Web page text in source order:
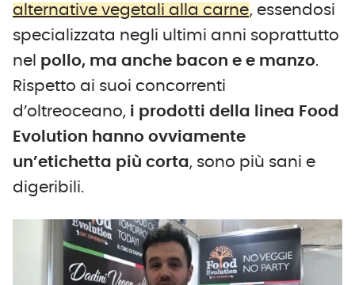
alternative vegetali alla carne, essendosi
specializzata negli ultimi anni soprattutto
nel pollo, ma anche bacon e e manzo.
Rispetto ai suoi concorrenti
d’oltreoceano, i prodotti della linea Food
Evolution hanno ovviamente
un’etichetta più corta, sono più sani e
digeribili.